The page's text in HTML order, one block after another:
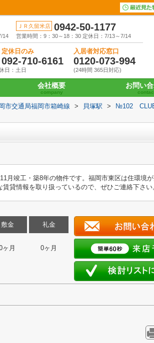
14
ＪＲ久留米店 0942-50-1177
営業時間：9：30～18：30 定休日：7/13～7/14
定休日のみ
092-710-6161
日：土日
入居者対応窓口
0120-073-994
(24時間 365日対応)
会社概要
company
お問い
市交通局福岡市箱崎線 > 貝塚駅 >
№102
月竣工・築8年の物件です。福岡市東区は住環境
貸情報を取り扱っているので、ぜひご連絡下さい
敷金
ヶ月
礼金
0ヶ月